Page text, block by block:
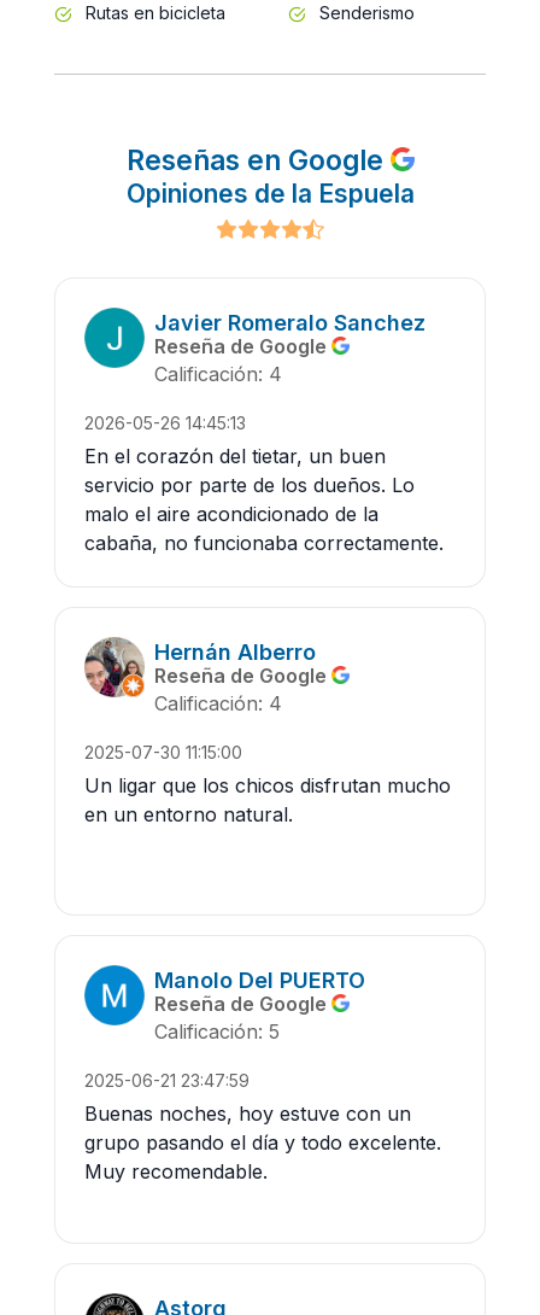
Rutas en bicicleta
Senderismo
Reseñas en Google
Opiniones de la Espuela
Javier Romeralo Sanchez
Reseña de Google
Calificación: 4
2026-05-26 14:45:13
En el corazón del tietar, un buen
servicio por parte de los dueños. Lo
malo el aire acondicionado de la
cabaña, no funcionaba correctamente.
Hernán Alberro
Reseña de Google
Calificación: 4
2025-07-30 11:15:00
Un ligar que los chicos disfrutan mucho
en un entorno natural.
Manolo Del PUERTO
Reseña de Google
Calificación: 5
2025-06-21 23:47:59
Buenas noches, hoy estuve con un
grupo pasando el día y todo excelente.
Muy recomendable.
Astorg